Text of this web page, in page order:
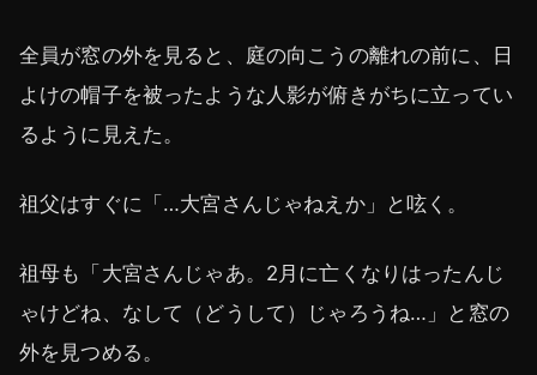
全員が窓の外を見ると、庭の向こうの離れの前に、日
よけの帽子を被ったような人影が俯きがちに立ってい
るように見えた。
祖父はすぐに「…大宮さんじゃねえか」と呟く。
祖母も「大宮さんじゃあ。2月に亡くなりはったんじ
ゃけどね、なして（どうして）じゃろうね…」と窓の
外を見つめる。